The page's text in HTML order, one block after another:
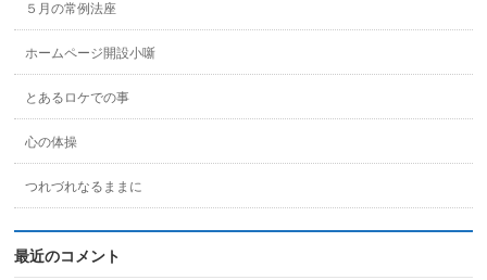
５月の常例法座
ホームページ開設小噺
とあるロケでの事
心の体操
つれづれなるままに
最近のコメント